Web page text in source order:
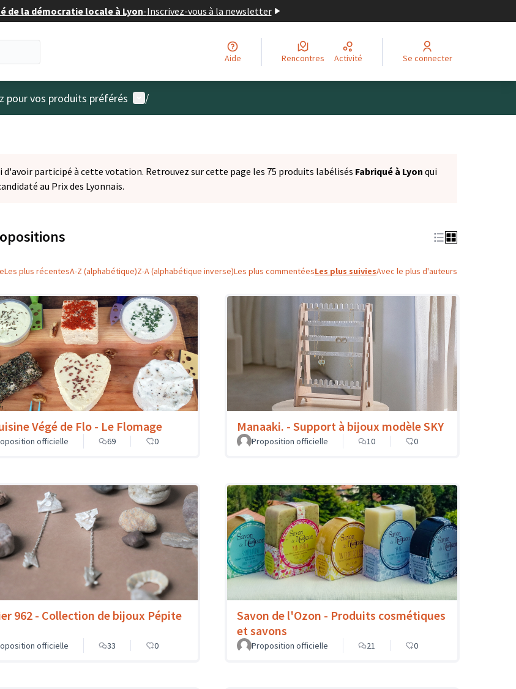
de la démocratie locale à Lyon-Inscrivez-vous à la newsletter
Aide Rencontres Activité Se connecter
pour vos produits préférés Menu utilisateur
/
d'avoir participé à cette votation. Retrouvez sur cette page les 75 produits labélisés Fabriqué à Lyon qui
au Prix des Lyonnais.
Les plus récentesA-Z (alphabétique)Z-A (alphabétique inverse)Les plus commentéesLes plus suiviesAvec le plus d'auteurs
Végé de Flo - Le Flomage
officielle 69 0
Manaaki. - Support à bijoux modèle SKY
Proposition officielle 10 0
962 - Collection de bijoux Pépite
officielle 33 0
Savon de l'Ozon - Produits cosmétiques
et savons
Proposition officielle 21 0